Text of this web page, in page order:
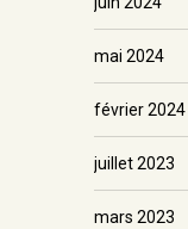
mai 2024
février 2024
juillet 2023
mars 2023